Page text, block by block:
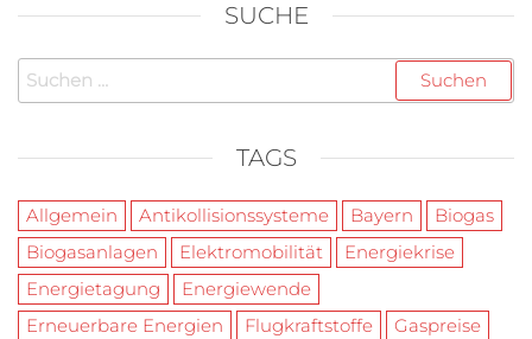
SUCHE
Suchen
nach:
TAGS
Allgemein Antikollisionssysteme Bayern
Biogas
Biogasanlagen
Elektromobilität
Energiekrise
Energietagung
Energiewende
Erneuerbare Energien
Flugkraftstoffe
Gaspreise